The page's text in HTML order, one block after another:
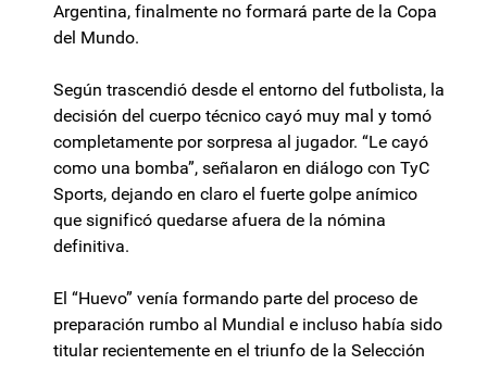
Argentina, finalmente no formará parte de la Copa
del Mundo.
Según trascendió desde el entorno del futbolista, la
decisión del cuerpo técnico cayó muy mal y tomó
completamente por sorpresa al jugador. “Le cayó
como una bomba”, señalaron en diálogo con TyC
Sports, dejando en claro el fuerte golpe anímico
que significó quedarse afuera de la nómina
definitiva.
El “Huevo” venía formando parte del proceso de
preparación rumbo al Mundial e incluso había sido
titular recientemente en el triunfo de la Selección